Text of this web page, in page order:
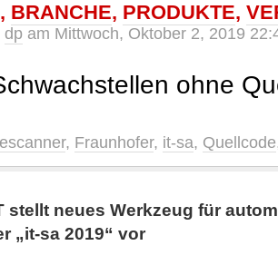
, BRANCHE, PRODUKTE,
dp am Mittwoch, Oktober 2, 2019
ohne
, Fraunhofer, it-sa, Quellcode
stellt neues Werkzeug für
„it-sa 2019“ vor